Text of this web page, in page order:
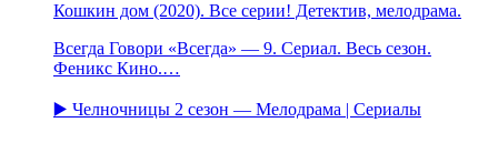
Кошкин дом (2020). Все серии! Детектив, мелодрама.
Всегда Говори «Всегда» — 9. Сериал. Весь сезон.
Феникс Кино.…
▶️ Челночницы 2 сезон — Мелодрама | Сериалы